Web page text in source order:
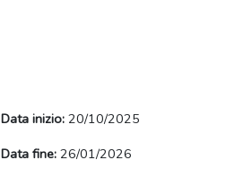
Data inizio: 20/10/2025
Data fine: 26/01/2026